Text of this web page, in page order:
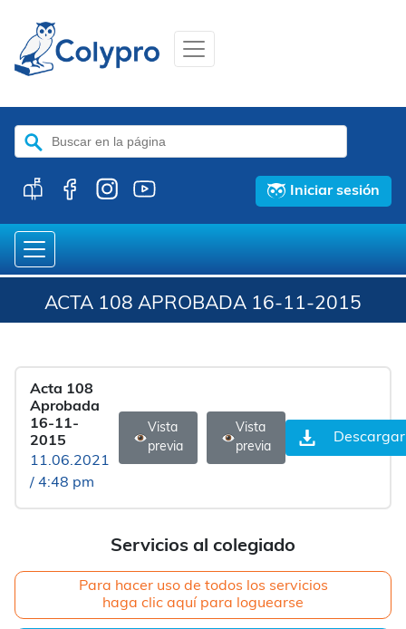
Buscar:
Iniciar sesión
ACTA 108 APROBADA 16-11-2015
Servicios al colegiado
Para hacer uso de todos los servicios
haga clic aquí para loguearse
Acta 108
Aprobada
16-11-
2015
11.06.2021
/ 4:48 pm
Vista
previa
Vista
previa
Descargar